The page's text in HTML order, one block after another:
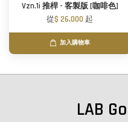
Vzn.1i 推桿 - 客製版 [咖啡色]
從$ 26,000 起
加入購物車
LAB